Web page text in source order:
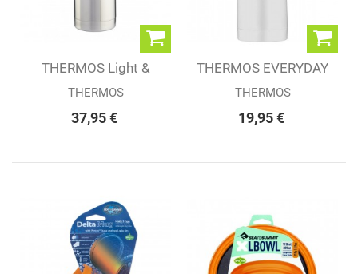
THERMOS Light &
compact
THERMOS
37,95 €
THERMOS EVERYDAY
THERMOS
19,95 €